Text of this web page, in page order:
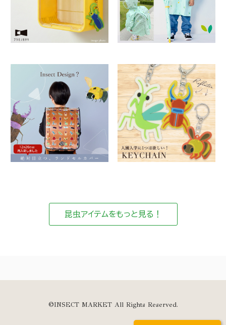
昆虫アイテムをもっと見る！
©INSECT MARKET All Rights Reserved.